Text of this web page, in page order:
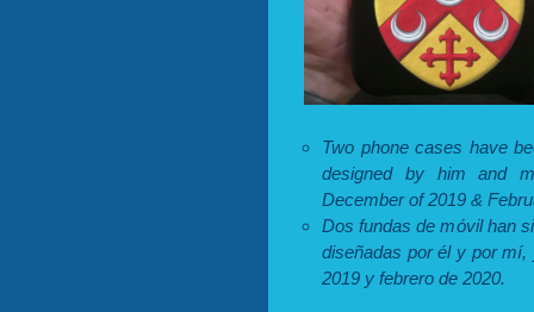
Two phone cases have
designed by him and
December of 2019 &
Dos fundas de móvil han
diseñadas por él y por
2019 y febrero de 2020.